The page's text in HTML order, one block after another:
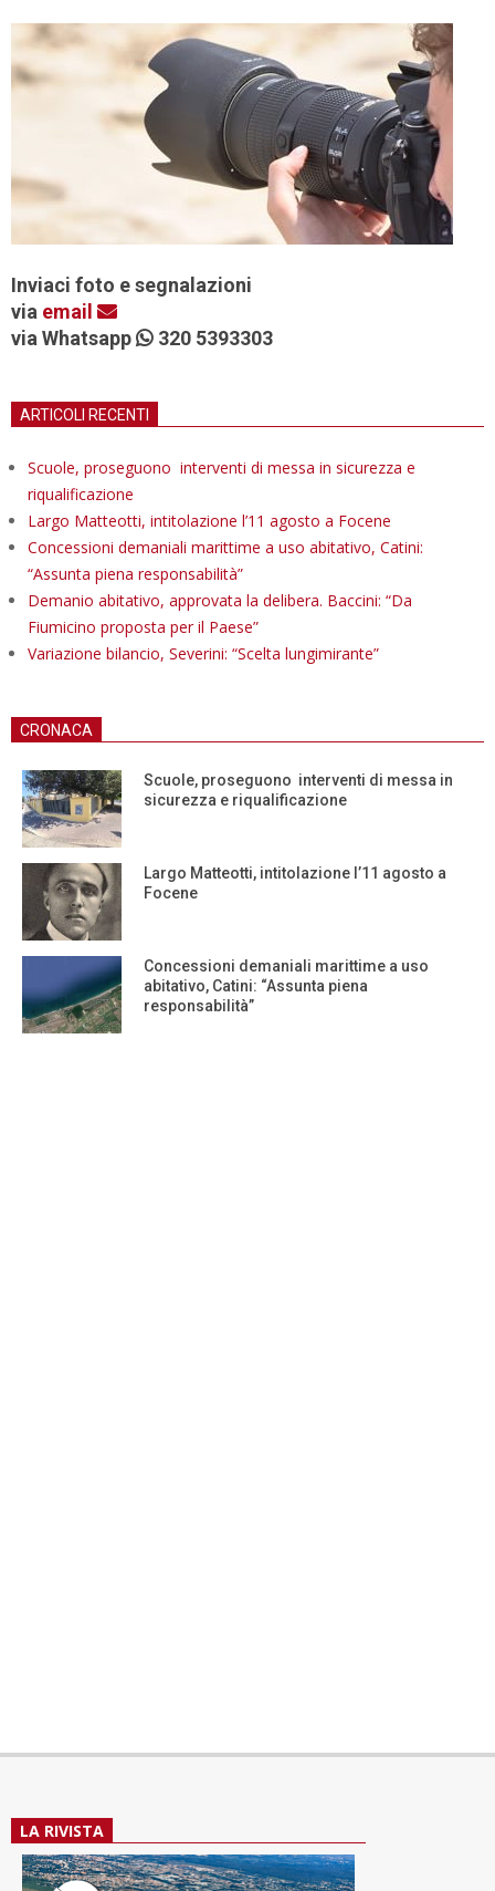
Inviaci foto e segnalazioni
via email
via Whatsapp
320 5393303
ARTICOLI RECENTI
Scuole, proseguono interventi di messa in sicurezza e
riqualificazione
Largo Matteotti, intitolazione l’11 agosto a Focene
Concessioni demaniali marittime a uso abitativo, Catini:
“Assunta piena responsabilità”
Demanio abitativo, approvata la delibera. Baccini: “Da
Fiumicino proposta per il Paese”
Variazione bilancio, Severini: “Scelta lungimirante”
CRONACA
Scuole, proseguono interventi di messa in
sicurezza e riqualificazione
Largo Matteotti, intitolazione l’11 agosto a
Focene
Concessioni demaniali marittime a uso
abitativo, Catini: “Assunta piena
responsabilità”
LA RIVISTA